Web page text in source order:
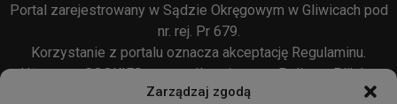
Zarządzaj zgodą
Portal zarejestrowany w Sądzie Okręgowym w Gliwicach pod
nr. rej. Pr 679.
Korzystanie z portalu oznacza akceptację Regulaminu.
Używamy COOKIES w sposób opisany wPolityce Plików
Cookie